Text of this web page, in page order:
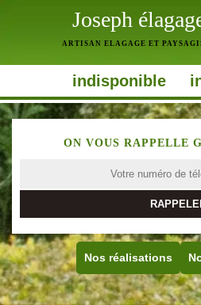
Joseph
ARTISAN ELAGAGE ET
indisponible
ON VOUS RAPPELLE
Nos réalisations